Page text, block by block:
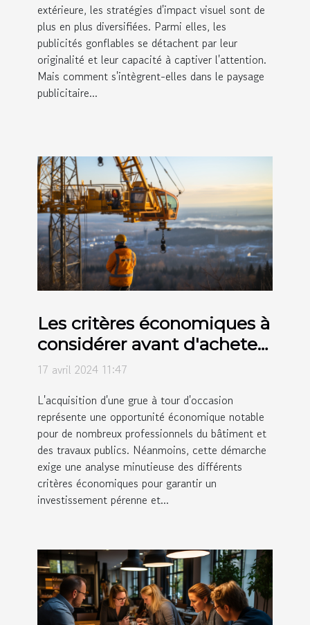
extérieure, les stratégies d'impact visuel sont de
plus en plus diversifiées. Parmi elles, les
publicités gonflables se détachent par leur
originalité et leur capacité à captiver l'attention.
Mais comment s'intègrent-elles dans le paysage
publicitaire...
Les critères économiques à
considérer avant d'acheter
une grue à tour d'occasion
17 avril 2024 11:47
L'acquisition d'une grue à tour d'occasion
représente une opportunité économique notable
pour de nombreux professionnels du bâtiment et
des travaux publics. Néanmoins, cette démarche
exige une analyse minutieuse des différents
critères économiques pour garantir un
investissement pérenne et...